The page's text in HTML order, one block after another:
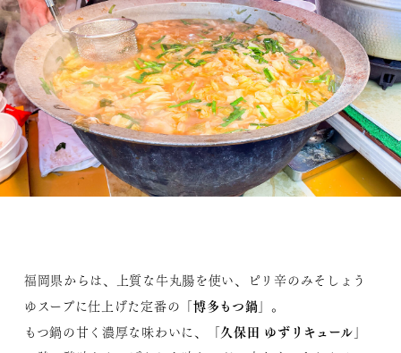
福岡県からは、上質な牛丸腸を使い、ピリ辛のみそしょう
ゆスープに仕上げた定番の「博多もつ鍋」。
もつ鍋の甘く濃厚な味わいに、「久保田 ゆずリキュール 」